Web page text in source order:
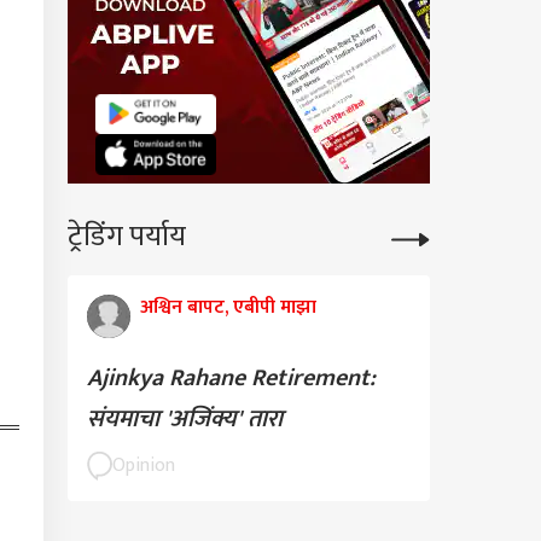
ट्रेडिंग पर्याय
अश्विन बापट, एबीपी माझा
Ajinkya Rahane Retirement:
संयमाचा 'अजिंक्य' तारा
Opinion
सत्य माहिती नाही,
किशोर हेच भाजपचे
लालू प्रसाद यादव